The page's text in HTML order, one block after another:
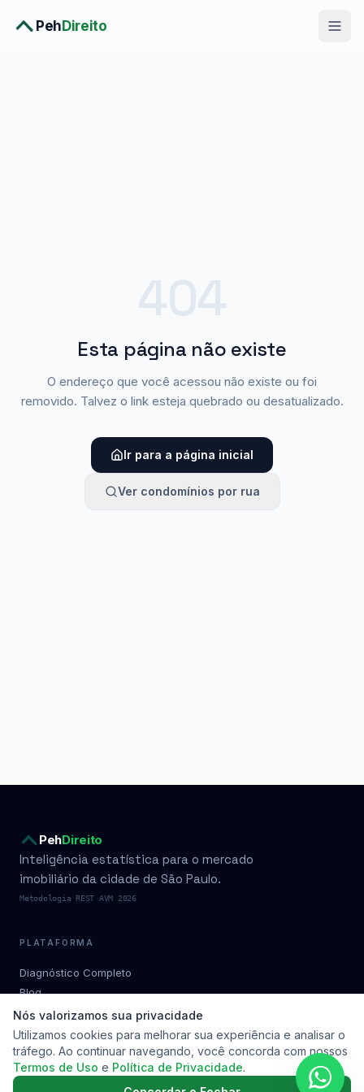
PehDireito
Esta página não existe
O endereço que você acessou não existe ou foi
removido. Talvez o link esteja quebrado ou desatualizado.
Ir para a página inicial
Ver condomínios por rua
PehDireito
Inteligência estatística para o mercado
imobiliário da cidade de São Paulo.
Metodologia REST AVM 2026
PLATAFORMA
Diagnóstico Completo
Blog
Condomínios por bairro
Planos
Metodologia
Soluções
Nós valorizamos sua privacidade
Utilizamos cookies para melhorar sua experiência e analisar o
tráfego. Ao continuar navegando, você concorda com nossos
Termos de Uso e Política de Privacidade.